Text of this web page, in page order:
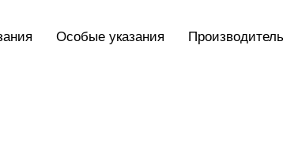
Особые указания Производитель